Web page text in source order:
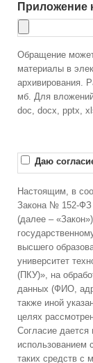
Приложение
Обращение
материалы в
архивирования.
мб. Для
doc, docx, pptx,
Даю
Настоящим, в
Закона № 152-ФЗ
(далее –
высшего
университет
(ПКУ)», на
данных (ФИО,
также иной
целях
Согласие
использованием
таких средств с